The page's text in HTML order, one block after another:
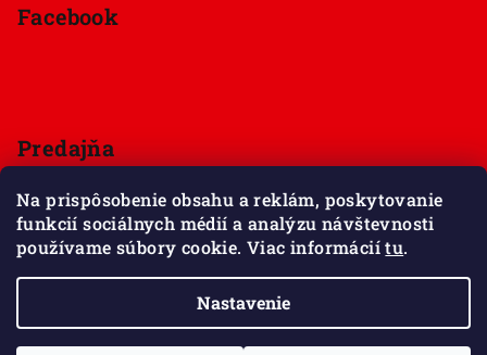
Na prispôsobenie obsahu a reklám, poskytovanie
funkcií sociálnych médií a analýzu návštevnosti
používame súbory cookie. Viac informáciítu.
Nastavenie
Facebook
Predajňa
Štúrova 33, 949 01 Nitra
Pondelok - Sobota 9:00 - 18:00
Nedeľa - zatvorené
Zobraziť mapu